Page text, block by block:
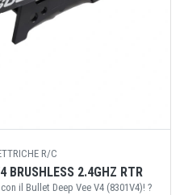
R/C
BRUSHLESS 2.4GHZ RTR
il Bullet Deep Vee V4 (8301V4)! ?